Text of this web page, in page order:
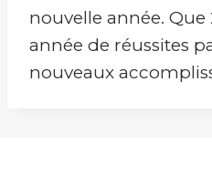
nouvelle année. Que
année de réussites
nouveaux